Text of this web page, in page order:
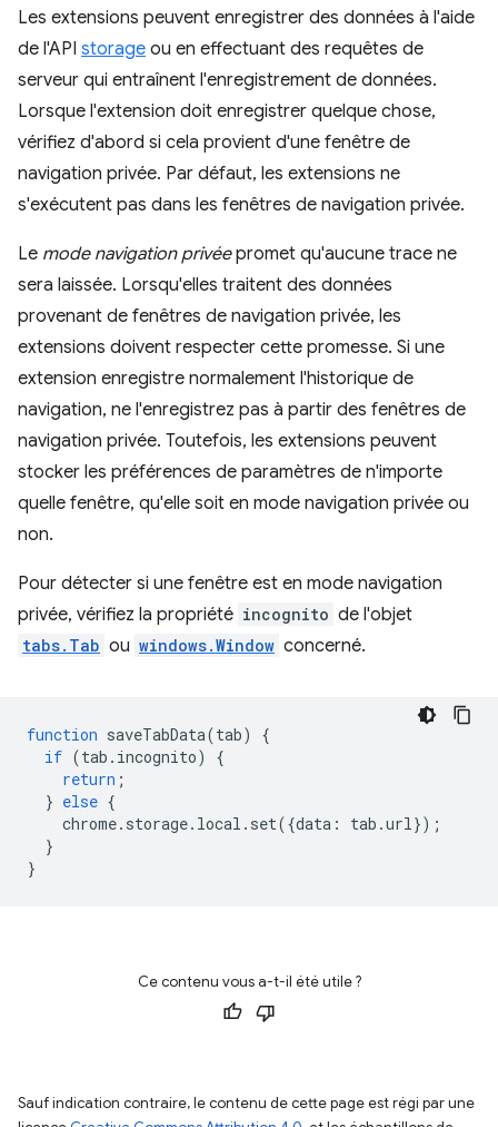
Les extensions peuvent enregistrer des données à l'aide
de l'API storage ou en effectuant des requêtes de
serveur qui entraînent l'enregistrement de données.
Lorsque l'extension doit enregistrer quelque chose,
vérifiez d'abord si cela provient d'une fenêtre de
navigation privée. Par défaut, les extensions ne
s'exécutent pas dans les fenêtres de navigation privée.
Le mode navigation privéepromet qu'aucune trace ne
sera laissée. Lorsqu'elles traitent des données
provenant de fenêtres de navigation privée, les
extensions doivent respecter cette promesse. Si une
extension enregistre normalement l'historique de
navigation, ne l'enregistrez pas à partir des fenêtres de
navigation privée. Toutefois, les extensions peuvent
stocker les préférences de paramètres de n'importe
quelle fenêtre, qu'elle soit en mode navigation privée ou
non.
Pour détecter si une fenêtre est en mode navigation
privée, vérifiez la propriété incognito de l'objet
tabs.Tab ou windows.Window concerné.
function saveTabData(tab)
{
if (tab . incognito)
{
return ;
} else {
chrome. storage. local . set({data : tab .url});
}
}
Ce contenu vous a-t-il été utile ?
Sauf indication contraire, le contenu de cette page est régi par une